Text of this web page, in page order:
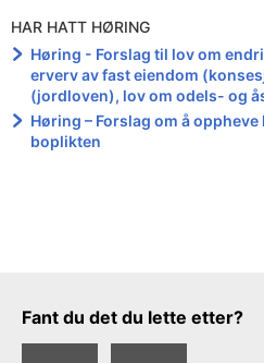
HAR HATT HØRING
Høring - Forslag til lov om
erverv av fast eiendom
(jordloven), lov om odels- og
Høring – Forslag om å
boplikten
Tilbakemeldingsskjema
Fant du det du lette etter?